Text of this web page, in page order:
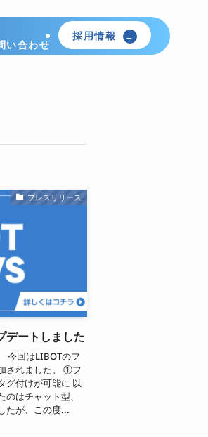
い合わせ
採用情報
プレスリリース
デートしました
今回はLIBOTのフ
されました。 ①フ
グ付けが可能に 以
はチャット型、
たが、この度...